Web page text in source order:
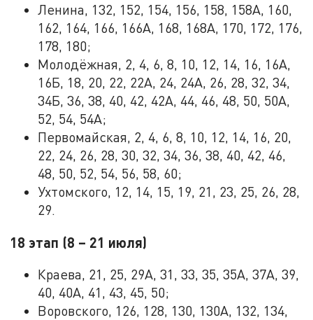
Ленина, 132, 152, 154, 156, 158, 158А, 160,
162, 164, 166, 166А, 168, 168А, 170, 172, 176,
178, 180;
Молодёжная, 2, 4, 6, 8, 10, 12, 14, 16, 16А,
16Б, 18, 20, 22, 22А, 24, 24А, 26, 28, 32, 34,
34Б, 36, 38, 40, 42, 42А, 44, 46, 48, 50, 50А,
52, 54, 54А;
Первомайская, 2, 4, 6, 8, 10, 12, 14, 16, 20,
22, 24, 26, 28, 30, 32, 34, 36, 38, 40, 42, 46,
48, 50, 52, 54, 56, 58, 60;
Ухтомского, 12, 14, 15, 19, 21, 23, 25, 26, 28,
29.
18 этап (8 – 21 июля)
Краева, 21, 25, 29А, 31, 33, 35, 35А, 37А, 39,
40, 40А, 41, 43, 45, 50;
Воровского, 126, 128, 130, 130А, 132, 134,